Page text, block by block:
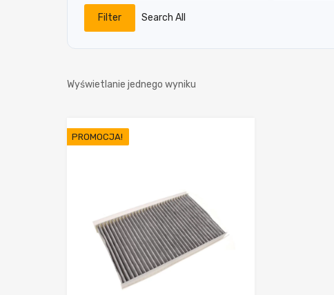
Filter Search All
Wyświetlanie jednego wyniku
PROMOCJA!